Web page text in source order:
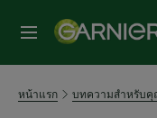
หน้าแรก บทความสำหรับ